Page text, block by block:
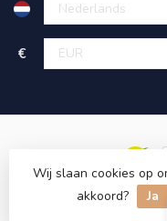
€
© Copyright
Wij slaan cookies op
akkoord?
Ja